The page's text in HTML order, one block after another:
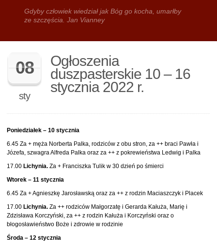
Gdy­by człowiek wie­dział jak Bóg go kocha, umarłby
ze szczęścia. Jan Vianney
08
sty
Ogłoszenia
duszpasterskie 10 – 16
stycznia 2022 r.
Poniedziałek – 10 stycznia
6.45 Za + męża Norberta Palka, rodziców z obu stron, za ++ braci Pawła i
Józefa, szwagra Alfreda Palka oraz za ++ z pokrewieństwa Ledwig i Palka
17.00 Lichynia. Za + Franciszka Tulik w 30 dzień po śmierci
Wtorek – 11 stycznia
6.45 Za + Agnieszkę Jarosławską oraz za ++ z rodzin Maciaszczyk i Placek
17.00 Lichynia. Za ++ rodziców Małgorzatę i Gerarda Kałuża, Marię i
Zdzisława Korczyński, za ++ z rodzin Kałuża i Korczyński oraz o
błogosławieństwo Boże i zdrowie w rodzinie
Środa – 12 stycznia